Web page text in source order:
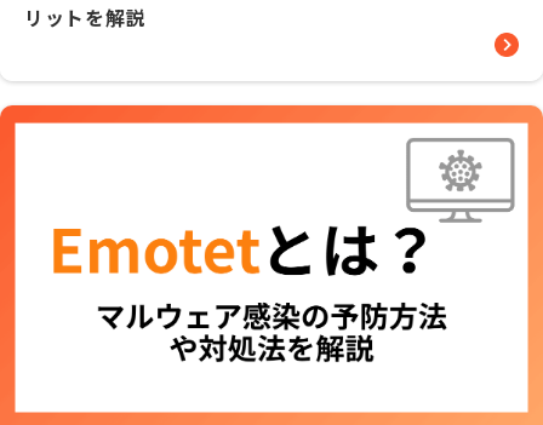
リットを解説